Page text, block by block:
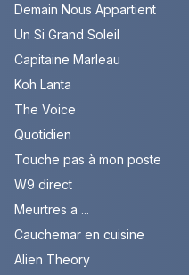
Demain Nous Appartient
Un Si Grand Soleil
Capitaine Marleau
Koh Lanta
The Voice
Quotidien
Touche pas à mon poste
W9 direct
Meurtres a ...
Cauchemar en cuisine
Alien Theory